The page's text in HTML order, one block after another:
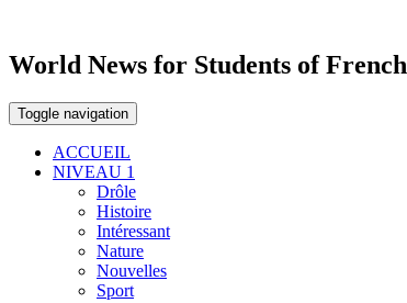
World News for Students of French
Toggle navigation
ACCUEIL
NIVEAU 1
Drôle
Histoire
Intéressant
Nature
Nouvelles
Sport